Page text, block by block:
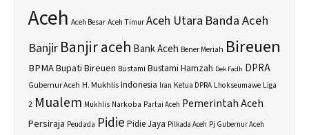
Aceh Aceh BesarAceh TimurAceh Utara Banda Aceh
BanjirBanjir aceh Bank Aceh Bener Meriah Bireuen
BPMABupati Bireuen Bustami Bustami Hamzah Dek Fadh DPRA
Gubernur Aceh H. MukhlisIndonesia Iran Ketua DPRA Lhokseumawe Liga
2 Mualem Mukhlis Narkoba Partai Aceh Pemerintah Aceh
Persiraja Peudada Pidie Pidie Jaya Pilkada Aceh Pj Gubernur Aceh